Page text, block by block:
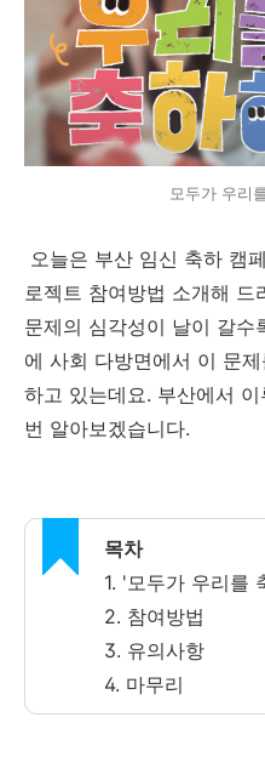
모두가 우리
오늘은 부산 임신 축하 캠
로젝트 참여방법 소개해 드
문제의 심각성이 날이 갈수
에 사회 다방면에서 이 문
하고 있는데요. 부산에서
번 알아보겠습니다.
목차
1. '모두가 우리를
2. 참여방법
3. 유의사항
4. 마무리